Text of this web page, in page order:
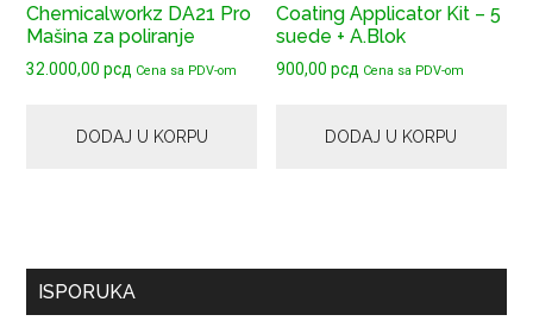
Chemicalworkz DA21 Pro
Mašina za poliranje
32.000,00рсд Cena sa PDV-om
DODAJ U KORPU
Coating Applicator Kit – 5
suede + A.Blok
900,00рсд Cena sa PDV-om
DODAJ U KORPU
Primary
ISPORUKA